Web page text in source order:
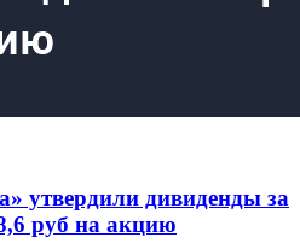
утвердили дивиденды за
руб на акцию